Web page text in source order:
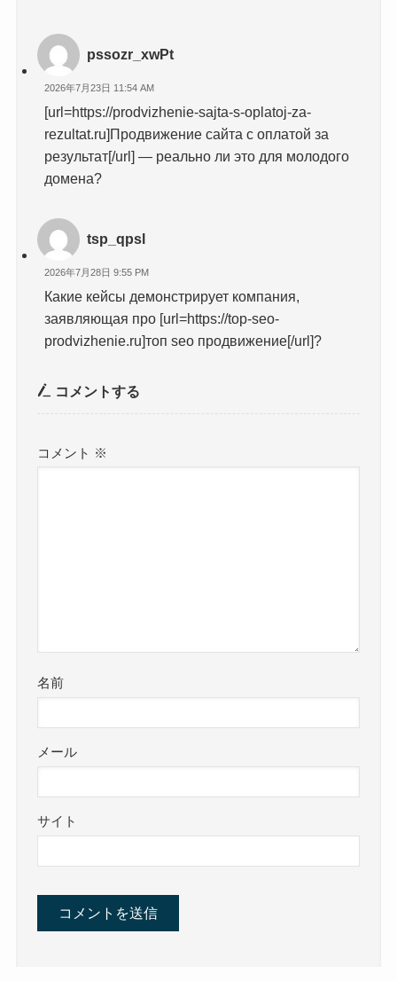
pssozr_xwPt
2026年7月23日 11:54 AM
[url=https://prodvizhenie-sajta-s-oplatoj-za-
rezultat.ru]Продвижение сайта с оплатой за
результат[/url] — реально ли это для молодого
домена?
tsp_qpsl
2026年7月28日 9:55 PM
Какие кейсы демонстрирует компания,
заявляющая про [url=https://top-seo-
prodvizhenie.ru]топ seo продвижение[/url]?
コメントする
コメント ※
名前
メール
サイト